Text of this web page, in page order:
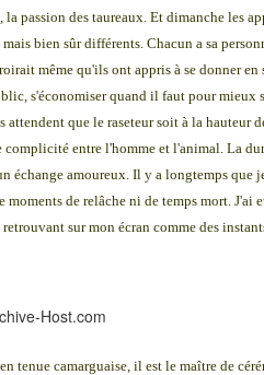
la passion des taureaux. Et dimanche les
bien sûr différents. Chacun a sa
même qu'ils ont appris à se donner
s'économiser quand il faut pour mieux
attendent que le raseteur soit à la hauteur
entre l'homme et l'animal. La
échange amoureux. Il y a longtemps que
moments de relâche ni de temps mort.
sur mon écran comme des
tenue camarguaise, il est le maître de